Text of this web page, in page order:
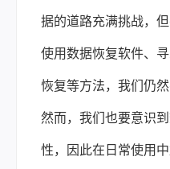
据的道路充满挑战，
使用数据恢复软件、
恢复等方法，我们仍
然而，我们也要意识
性，因此在日常使用